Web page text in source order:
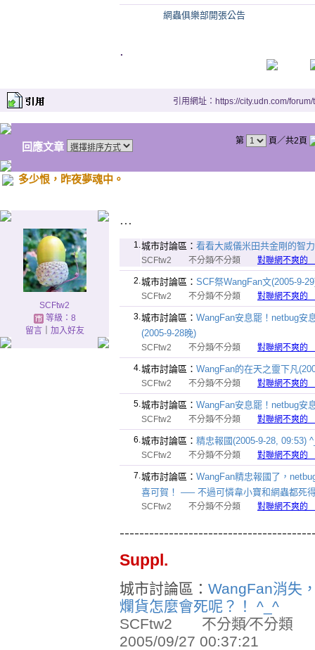
網蟲俱樂部開張公告
.
引用網址：https://city.udn.com/
回應文章 第 頁／共2頁
多少恨，昨夜夢魂中。
SCFtw2
等級：8
留言｜ 加入好友
...
1.城市討論區： 看看大威儀米田共金剛的智
SCFtw2 不分類∕不分類 對聯網不爽的
2.城市討論區： SCF祭WangFan文(2005-9-
SCFtw2 不分類∕不分類 對聯網不爽的
3.城市討論區： WangFan安息罷！netbug安
(2005-9-28晚)
SCFtw2 不分類∕不分類 對聯網不爽的
4.城市討論區： WangFan的在天之靈下凡
SCFtw2 不分類∕不分類 對聯網不爽的
5.城市討論區： WangFan安息罷！netbug安
SCFtw2 不分類∕不分類 對聯網不爽的
6.城市討論區： 精忠報國(2005-9-28, 09:53)
SCFtw2 不分類∕不分類 對聯網不爽的
7.城市討論區： WangFan精忠報國了，
喜可賀！ —– 不過可憐韋小寶和網蟲都死
SCFtw2 不分類∕不分類 對聯網不爽的
Suppl.
城市討論區： WangFan消失
爛貨怎麼會死呢？！ ^_^
SCFtw2 不分類∕不分
2005/09/27 00:37:21